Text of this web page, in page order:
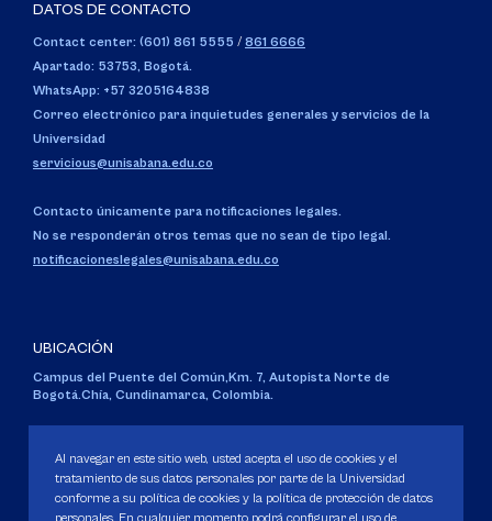
DATOS DE CONTACTO
Contact center: (601) 861 5555 / 861 6666
Apartado: 53753, Bogotá.
WhatsApp: +57 3205164838
Correo electrónico para inquietudes generales y servicios de la
Universidad
servicious@unisabana.edu.co
Contacto únicamente para notificaciones legales.
No se responderán otros temas que no sean de tipo legal.
notificacioneslegales@unisabana.edu.co
UBICACIÓN
Campus del Puente del Común, Km. 7, Autopista Norte de
Bogotá.Chía, Cundinamarca, Colombia.
Personería Jurídica:Resolución 130 del 14 de enero de 1980.
Ministerio de Educación Nacional.
Al navegar en este sitio web, usted acepta el uso de cookies y el
tratamiento de sus datos personales por parte de la Universidad
conforme a su política de cookies y la política de protección de datos